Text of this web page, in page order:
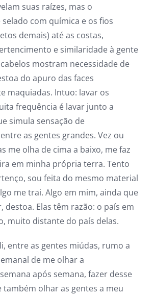
suas raízes, mas o
com química e os fios
demais) até as costas,
e similaridade à gente
mostram necessidade de
do apuro das faces
maquiadas. Intuo: lavar os
frequência é lavar junto a
simula sensação de
as gentes grandes. Vez ou
me olha de cima a baixo, me faz
em minha própria terra. Tento
sou feita do mesmo material
me trai. Algo em mim, ainda que
destoa. Elas têm razão: o país em
muito distante do país delas.
entre as gentes miúdas, rumo a
de me olhar a
após semana, fazer desse
também olhar as gentes a meu